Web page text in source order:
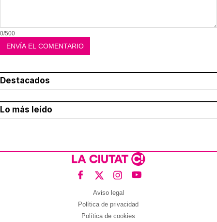
0/500
Destacados
Lo más leído
Aviso legal
Política de privacidad
Política de cookies